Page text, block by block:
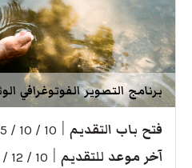
برنامج التصوير الفوتوغرافي
فتح باب التقديم 10 / 10 / 2025
آخر موعد للتقديم 10 / 12 / 2025